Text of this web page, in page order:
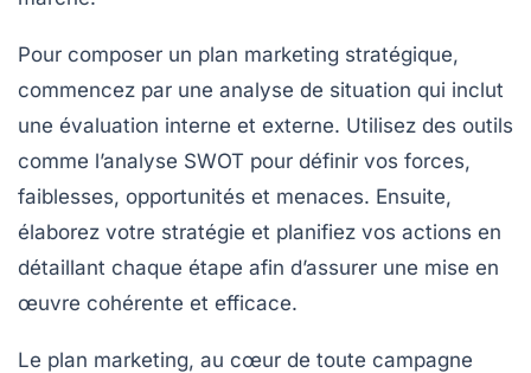
Pour composer un plan marketing stratégique,
commencez par une analyse de situation qui inclut
une évaluation interne et externe. Utilisez des outils
comme l’analyse SWOT pour définir vos forces,
faiblesses, opportunités et menaces. Ensuite,
élaborez votre stratégie et planifiez vos actions en
détaillant chaque étape afin d’assurer une mise en
œuvre cohérente et efficace.
Le plan marketing, au cœur de toute campagne